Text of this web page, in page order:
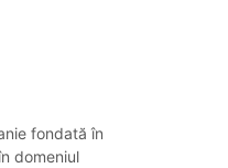
fondată în
domeniul